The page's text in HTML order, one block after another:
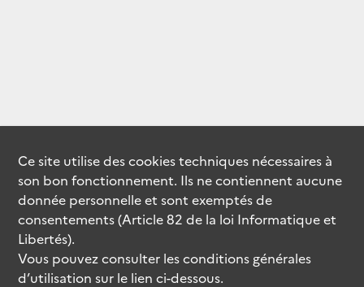
Ce site utilise descookiestechniques nécessaires à
son bon fonctionnement. Ils ne contiennent aucune
donnée personnelle et sont exemptés de
consentements (Article 82 de la loi Informatique et
Libertés).
Vous pouvez consulter les conditions générales
d’utilisation sur le lien ci-dessous.